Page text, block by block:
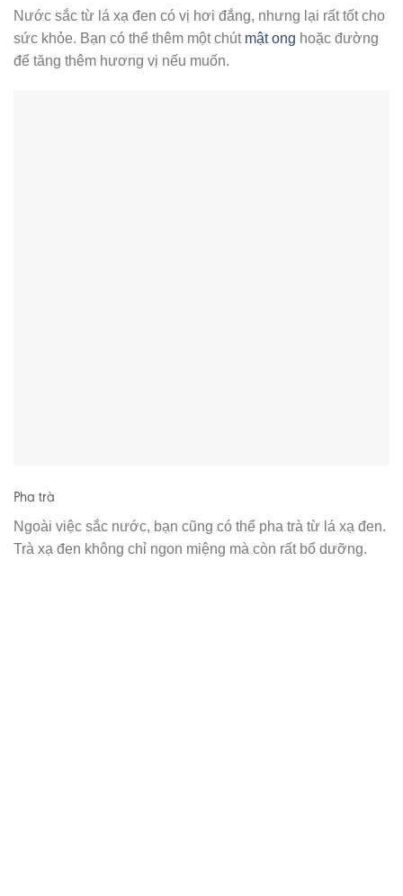
Nước sắc từ lá xạ đen có vị hơi đắng, nhưng lại rất tốt cho
sức khỏe. Bạn có thể thêm một chút mật ong hoặc đường
để tăng thêm hương vị nếu muốn.
Pha trà
Ngoài việc sắc nước, bạn cũng có thể pha trà từ lá xạ đen.
Trà xạ đen không chỉ ngon miệng mà còn rất bổ dưỡng.